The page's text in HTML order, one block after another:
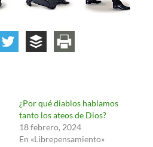
¿Por qué diablos hablamos
tanto los ateos de Dios?
18 febrero, 2024
En «Librepensamiento»